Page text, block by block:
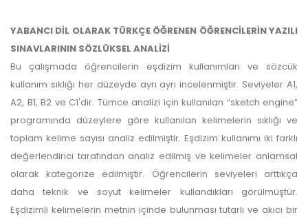
YABANCI DİL OLARAK TÜRKÇE ÖĞRENEN ÖĞRENCİLERİN YAZILI
SINAVLARININ SÖZLÜKSEL ANALİZİ
Bu çalışmada öğrencilerin eşdizim kullanımları ve sözcük
kullanım sıklığı her düzeyde ayrı ayrı incelenmiştir. Seviyeler A1,
A2, B1, B2 ve C1'dir. Tümce analizi için kullanılan “sketch engine”
programında düzeylere göre kullanılan kelimelerin sıklığı ve
toplam kelime sayısı analiz edilmiştir. Eşdizim kullanımı iki farklı
değerlendirici tarafından analiz edilmiş ve kelimeler anlamsal
olarak kategorize edilmiştir. Öğrencilerin seviyeleri arttıkça
daha teknik ve soyut kelimeler kullandıkları görülmüştür.
Eşdizimli kelimelerin metnin içinde bulunması tutarlı ve akıcı bir